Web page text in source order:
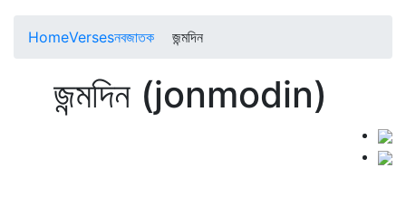
HomeVersesনবজাতক জন্মদিন
জন্মদিন (jonmodin)